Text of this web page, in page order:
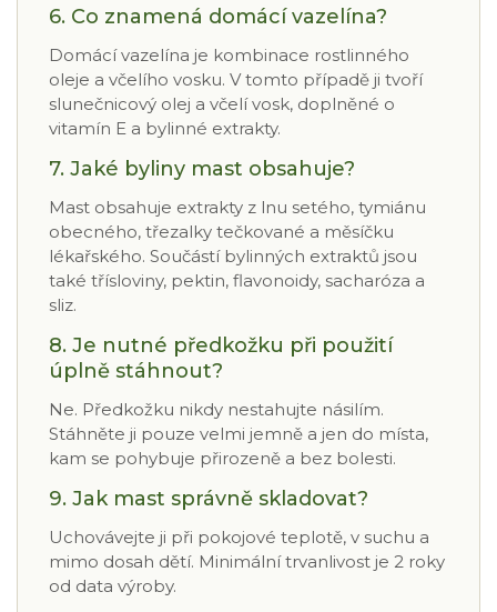
6. Co znamená domácí vazelína?
Domácí vazelína je kombinace rostlinného
oleje a včelího vosku. V tomto případě ji tvoří
slunečnicový olej a včelí vosk, doplněné o
vitamín E a bylinné extrakty.
7. Jaké byliny mast obsahuje?
Mast obsahuje extrakty z lnu setého, tymiánu
obecného, třezalky tečkované a měsíčku
lékařského. Součástí bylinných extraktů jsou
také třísloviny, pektin, flavonoidy, sacharóza a
sliz.
8. Je nutné předkožku při použití
úplně stáhnout?
Ne. Předkožku nikdy nestahujte násilím.
Stáhněte ji pouze velmi jemně a jen do místa,
kam se pohybuje přirozeně a bez bolesti.
9. Jak mast správně skladovat?
Uchovávejte ji při pokojové teplotě, v suchu a
mimo dosah dětí. Minimální trvanlivost je 2 roky
od data výroby.